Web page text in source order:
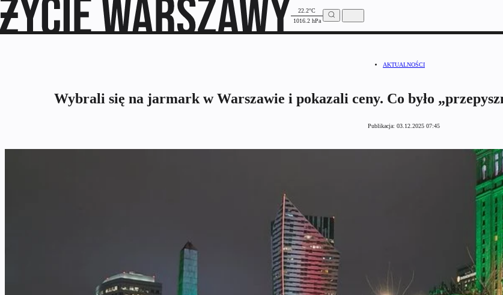
22.2°C
1016.2 hPa
AKTUALNOŚCI
Wybrali się na jarmark w Warszawie i pokazali ceny. Co było
Publikacja: 03.12.2025 07:45